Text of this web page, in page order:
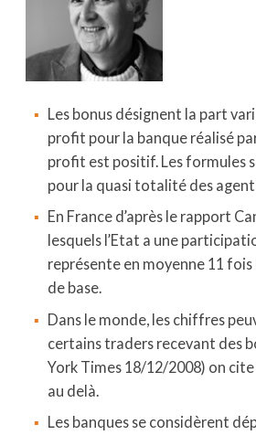
Les bonus désignent la part
profit pour la banque réalisé
profit est positif. Les formules
pour la quasi totalité des
En France d’après le rapport
lesquels l’Etat a une
représente en moyenne 11
de base.
Dans le monde, les chiffres
certains traders recevant des
York Times 18/12/2008) on
au delà.
Les banques se considèrent